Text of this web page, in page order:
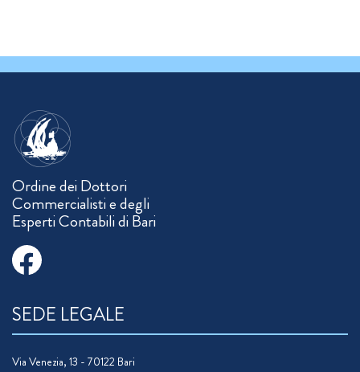
Ordine dei Dottori
Commercialisti e degli
Esperti Contabili di Bari
SEDE LEGALE
Via Venezia, 13 - 70122 Bari